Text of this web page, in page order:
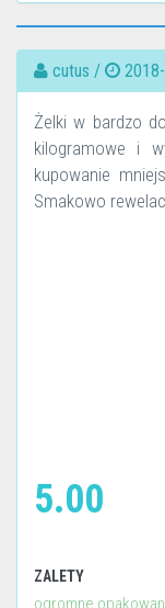
cutus /
Żelki w bardzo
kilogramowe i
kupowanie
Smakowo
5.00
ZALETY
ogromne